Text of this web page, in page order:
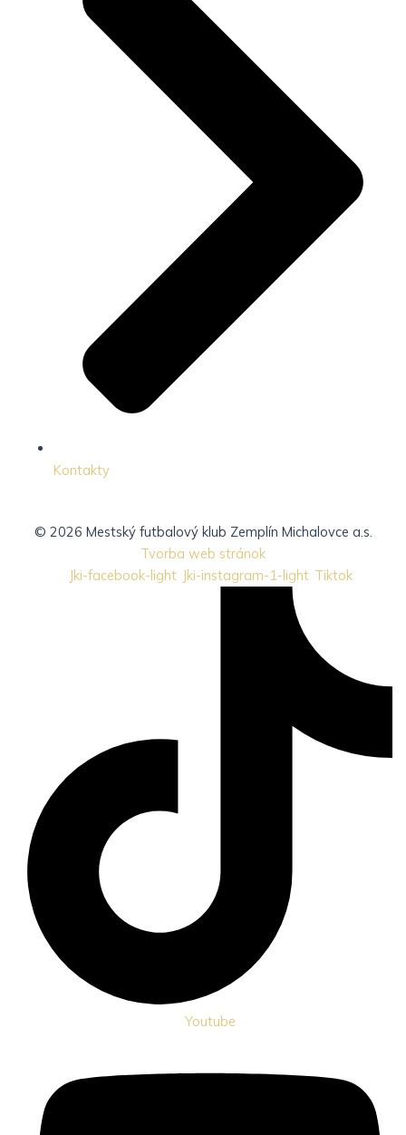
Kontakty
© 2026 Mestský futbalový klub Zemplín Michalovce a.s.
Tvorba web stránok
Jki-facebook-light Jki-instagram-1-light Tiktok
Youtube